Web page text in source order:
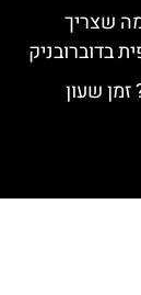
שצריך
בדוברובניק
שעון